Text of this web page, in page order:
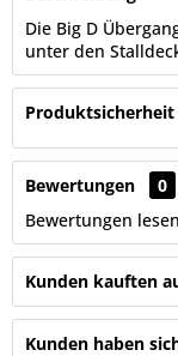
Die Big D
unter den
Produktsicherheit
Bewertungen
0
Bewertungen
Kunden kauften
Kunden haben